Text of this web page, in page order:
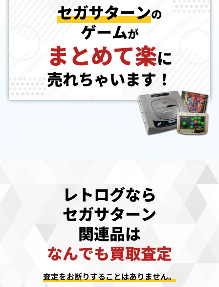
セガサターンの
ゲームが
まとめて楽に
売れちゃいます！
レトログなら
セガサターン
関連品は
なんでも買取査定
査定をお断りすることはありません。